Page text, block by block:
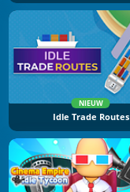
NIEUW
Idle Trade Routes